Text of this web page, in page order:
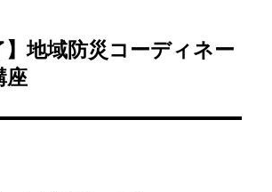
】地域防災コーディネー
座